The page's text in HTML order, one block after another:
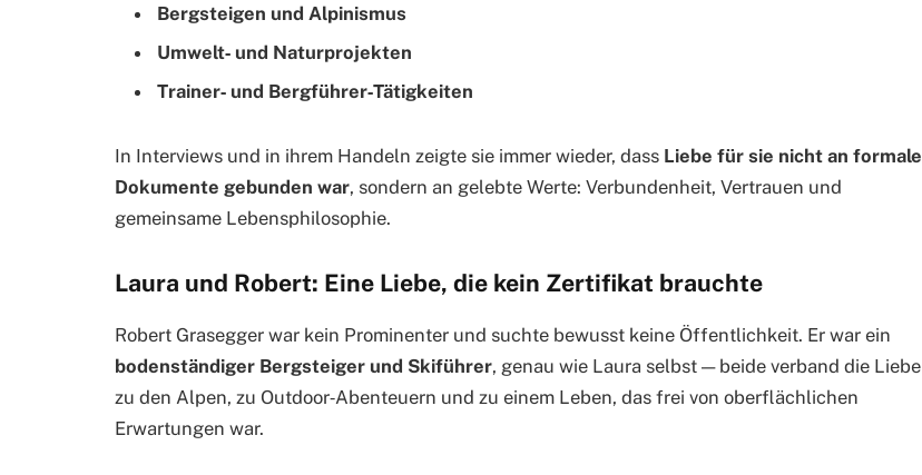
Bergsteigen und Alpinismus
Umwelt‑ und Naturprojekten
Trainer‑ und Bergführer‑Tätigkeiten
In Interviews und in ihrem Handeln zeigte sie immer wieder, dass Liebe für sie nicht an formale
Dokumente gebunden war, sondern an gelebte Werte: Verbundenheit, Vertrauen und
gemeinsame Lebensphilosophie.
Laura und Robert: Eine Liebe, die kein Zertifikat brauchte
Robert Grasegger war kein Prominenter und suchte bewusst keine Öffentlichkeit. Er war ein
bodenständiger Bergsteiger und Skiführer, genau wie Laura selbst — beide verband die Liebe
zu den Alpen, zu Outdoor‑Abenteuern und zu einem Leben, das frei von oberflächlichen
Erwartungen war.